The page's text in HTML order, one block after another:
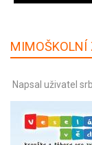
MIMOŠKOLNÍ
Napsal uživatel